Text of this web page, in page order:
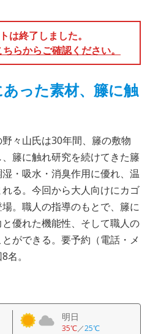
は終了しました。
らからご確認ください。
った素材、籐に触
々山氏は30年間、籐の敷物
、籐に触れ研究を続けてきた籐
・吸水・消臭作用に優れ、温
る。今回から大人向けにカゴ
。職人の指導のもとで、籐に
優れた機能性、そして職人の
ができる。要予約（電話・メ
。
明日
35℃／25℃